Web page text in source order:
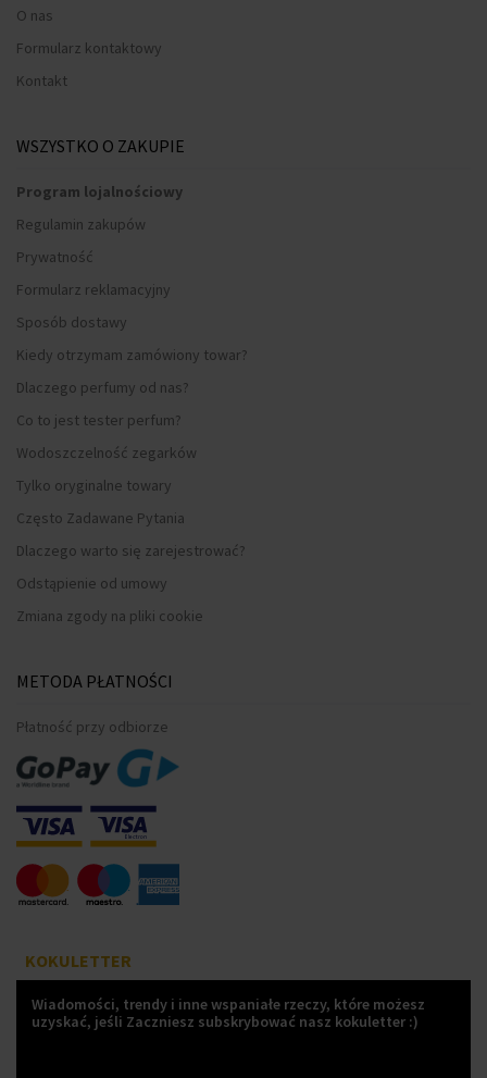
O nas
Formularz kontaktowy
Kontakt
WSZYSTKO O ZAKUPIE
Program lojalnościowy
Regulamin zakupów
Prywatność
Formularz reklamacyjny
Sposób dostawy
Kiedy otrzymam zamówiony towar?
Dlaczego perfumy od nas?
Co to jest tester perfum?
Wodoszczelność zegarków
Tylko oryginalne towary
Często Zadawane Pytania
Dlaczego warto się zarejestrować?
Odstąpienie od umowy
Zmiana zgody na pliki cookie
METODA PŁATNOŚCI
Płatność przy odbiorze
KOKULETTER
Wiadomości, trendy i inne wspaniałe rzeczy, które możesz
uzyskać, jeśli Zaczniesz subskrybować nasz kokuletter :)